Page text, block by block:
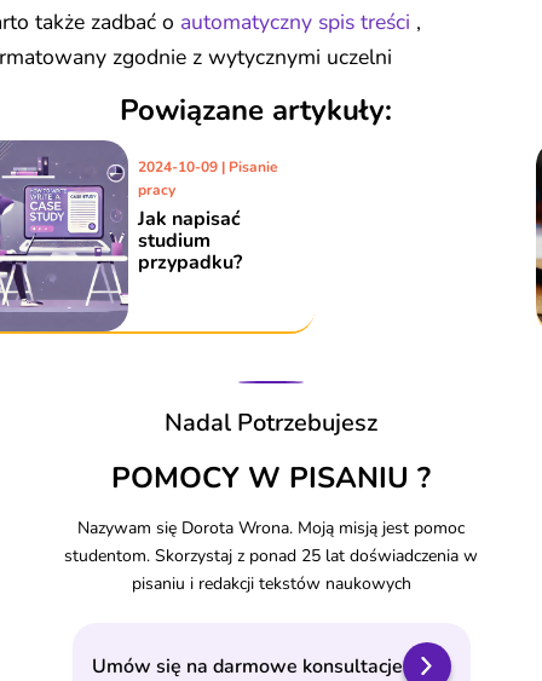
także zadbać o automatyczny spis treści ,
zgodnie z wytycznymi uczelni
Powiązane artykuły:
| Pisanie
plany
i
2024-
Jak
Nadal Potrzebujesz
POMOCY W PISANIU ?
Nazywam się Dorota Wrona. Moją misją jest pomoc
studentom. Skorzystaj z ponad 25 lat doświadczenia w
pisaniu i redakcji tekstów naukowych
Umów się na darmowe konsultacje